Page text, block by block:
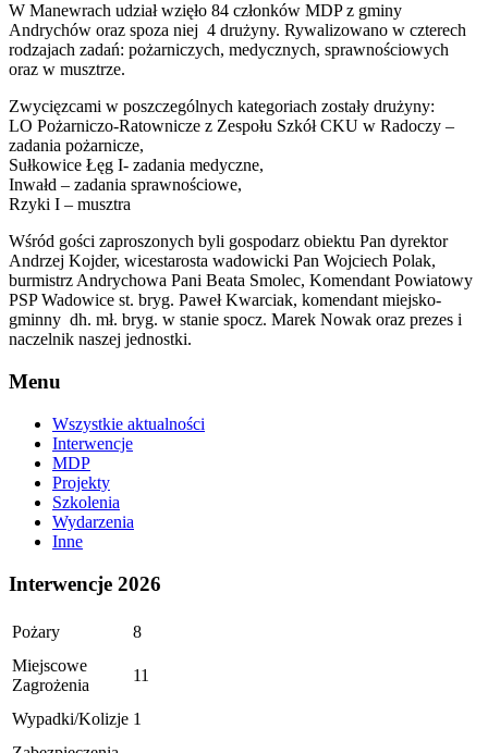
W Manewrach udział wzięło 84 członków MDP z gminy
Andrychów oraz spoza niej 4 drużyny. Rywalizowano w czterech
rodzajach zadań: pożarniczych, medycznych, sprawnościowych
oraz w musztrze.
Zwycięzcami w poszczególnych kategoriach zostały drużyny:
LO Pożarniczo-Ratownicze z Zespołu Szkół CKU w Radoczy –
zadania pożarnicze,
Sułkowice Łęg I- zadania medyczne,
Inwałd – zadania sprawnościowe,
Rzyki I – musztra
Wśród gości zaproszonych byli gospodarz obiektu Pan dyrektor
Andrzej Kojder, wicestarosta wadowicki Pan Wojciech Polak,
burmistrz Andrychowa Pani Beata Smolec, Komendant Powiatowy
PSP Wadowice st. bryg. Paweł Kwarciak, komendant miejsko-
gminny dh. mł. bryg. w stanie spocz. Marek Nowak oraz prezes i
naczelnik naszej jednostki.
Menu
Wszystkie aktualności
Interwencje
MDP
Projekty
Szkolenia
Wydarzenia
Inne
Interwencje 2026
Pożary
8
Miejscowe
Zagrożenia
11
Wypadki/Kolizje 1